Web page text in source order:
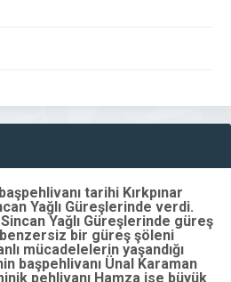
tarihi Kırkpınar
Yağlı Güreşlerinde verdi.
Yağlı Güreşlerinde güreş
bir güreş şöleni
mücadelelerin yaşandığı
başpehlivanı Ünal Karaman
pehlivanı Hamza ise büyük